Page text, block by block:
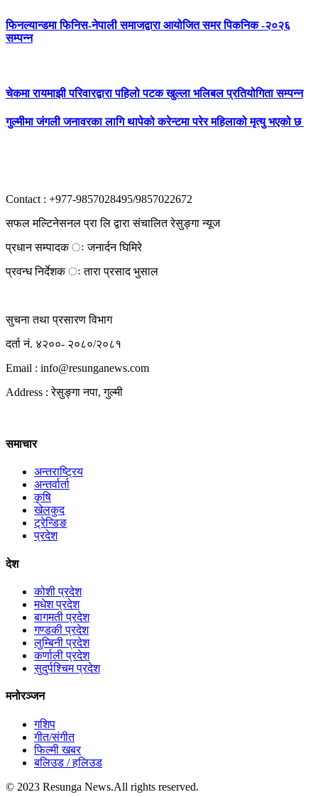
फिनल्यान्डमा फिनिस-नेपाली समाजद्वारा आयोजित समर पिकनिक -२०२६
सम्पन्न
चेकमा रायमाझी परिवारद्वारा पहिलो पटक खुल्ला भलिबल प्रतियोगिता सम्पन्न
गुल्मीमा जंगली जनावरका लागि थापेको करेन्टमा परेर महिलाको मृत्यु भएको छ
Contact : +977-9857028495/9857022672
सफल मल्टिनेसनल प्रा लि द्वारा संचालित रेसुङ्गा न्यूज
प्रधान सम्पादक ः जनार्दन घिमिरे
प्रवन्ध निर्देशक ः तारा प्रसाद भुसाल
सुचना तथा प्रसारण विभाग
दर्ता नं. ४२००- २०८०/२०८१
Email : info@resunganews.com
Address : रेसुङ्गा नपा, गुल्मी
समाचार
अन्तराष्ट्रिय
अन्तर्वार्ता
कृषि
खेलकुद
ट्रेन्डिङ
प्रदेश
देश
कोशी प्रदेश
मधेश प्रदेश
बागमती प्रदेश
गण्डकी प्रदेश
लुम्बिनी प्रदेश
कर्णाली प्रदेश
सुदुर्पश्चिम प्रदेश
मनोरञ्जन
गशिप
गीत/संगीत
फिल्मी खबर
बलिउड / हलिउड
© 2023 Resunga News.All rights reserved.